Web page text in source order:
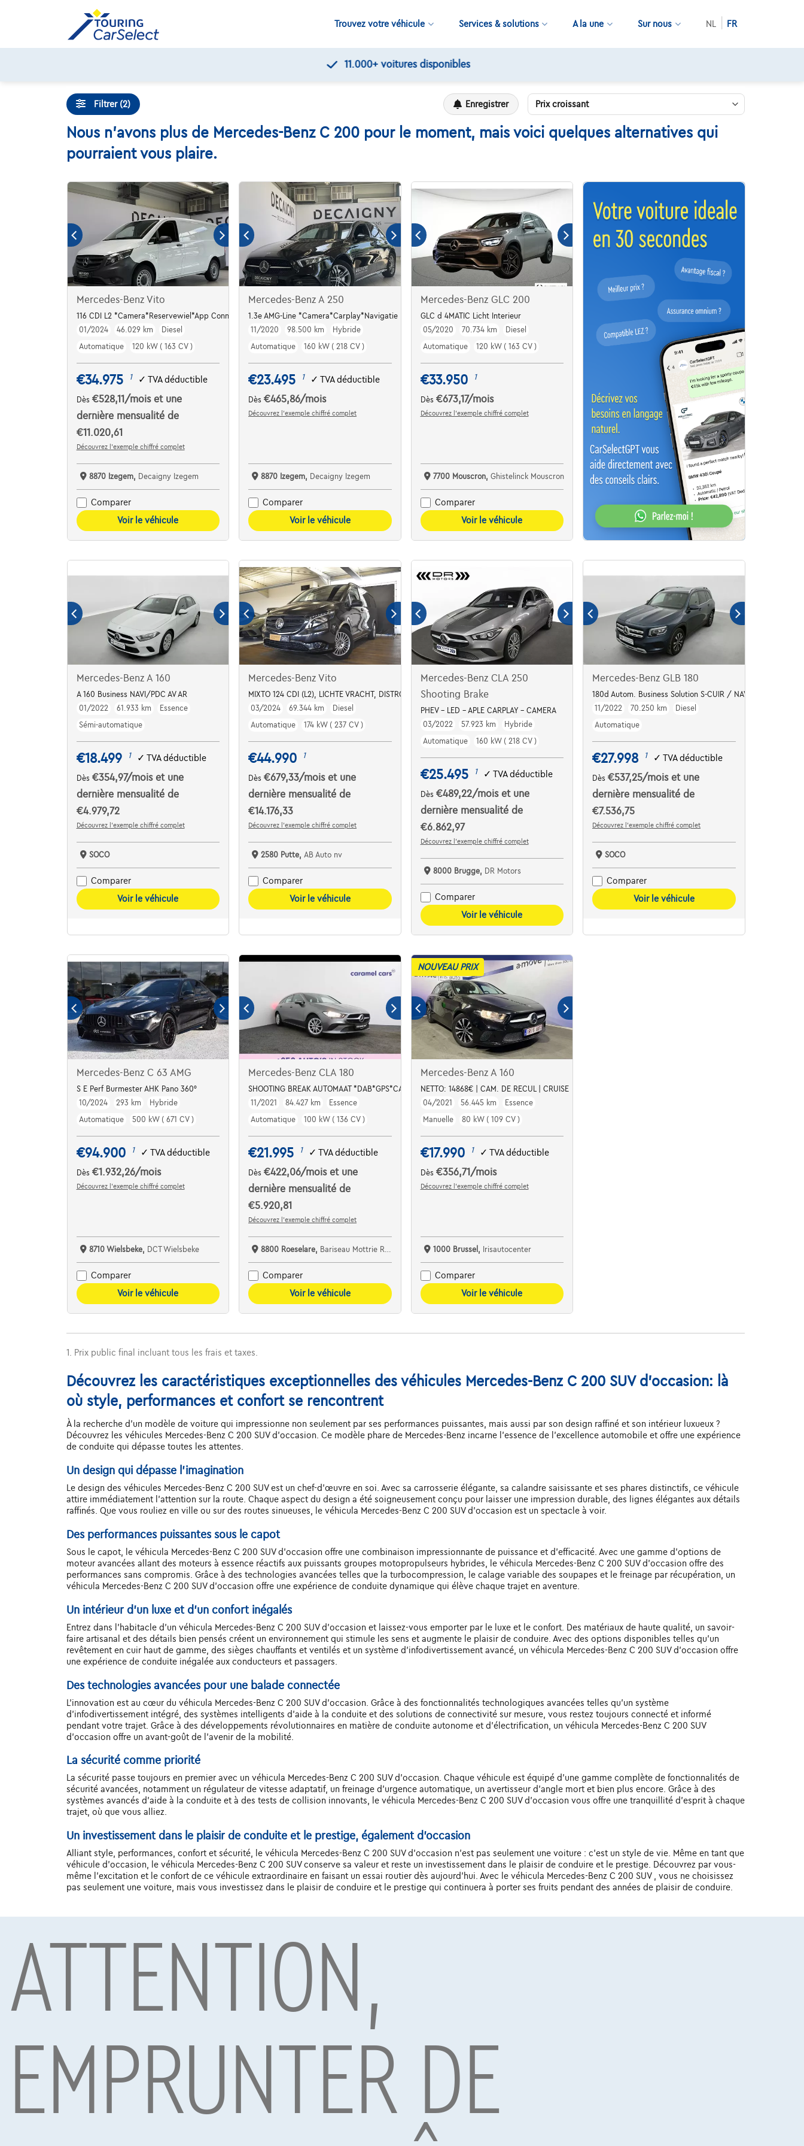
Trouvez votre véhicule Services & solutions A la une Sur nous NL FR
11.000+voitures disponibles
Filtrer (2) Enregistrer
Nous n'avons plus de Mercedes-Benz C 200 pour le moment, mais voici quelques alternatives qui
pourraient vous plaire.
Mercedes-Benz Vito
116 CDI L2 *Camera*Reservewiel*App Connect
01/2024
46.029 km
Diesel
Automatique
120 kW ( 163 CV )
€34.975 1 ✓ TVA déductible
Dès €528,11 /mois et une
dernière mensualité de
€11.020,61
Découvrez l’exemple chiffré complet
8870 Izegem, Decaigny Izegem
Comparer
Voir le véhicule
Mercedes-Benz A 250
1.3e AMG-Line *Camera*Carplay*Navigatie
11/2020
98.500 km
Hybride
Automatique
160 kW ( 218 CV )
€23.495 1 ✓TVA déductible
Dès€465,86/mois
Découvrez l’exemple chiffré complet
8870 Izegem, Decaigny Izegem
Comparer
Voir le véhicule
Mercedes-Benz GLC 200
GLC d 4MATIC Licht Interieur
05/2020
70.734 km
Diesel
Automatique
120 kW ( 163 CV )
€33.950 1
Dès €673,17/mois
Découvrez l’exemple chiffré complet
7700 Mouscron, Ghistelinck Mouscron
Comparer
Voir le véhicule
Mercedes-Benz A 160
A 160 Business NAVI/PDC AV AR
01/2022
61.933 km
Essence
Sémi-automatique
€18.499 1 ✓ TVA déductible
Dès €354,97/mois et une
dernière mensualité de
€4.979,72
Découvrez l’exemple chiffré complet
SOCO
Comparer
Voir le véhicule
Mercedes-Benz Vito
MIXTO 124 CDI (L2), LICHTE VRACHT, DISTRONIC, LED, CAMERA, PDC
03/2024
69.344 km
Diesel
Automatique
174 kW ( 237 CV )
€44.990 1
Dès€679,33/moiset une
dernière mensualité de
€14.176,33
Découvrez l’exemple chiffré complet
2580 Putte, AB Auto nv
Comparer
Voir le véhicule
Mercedes-Benz CLA 250
Shooting Brake
PHEV - LED - APLE CARPLAY - CAMERA
03/2022
57.923 km
Hybride
Automatique
160 kW ( 218 CV )
€25.495 1 ✓ TVA déductible
Dès €489,22/mois et une
dernière mensualité de
€6.862,97
Découvrez l’exemple chiffré complet
8000 Brugge, DR Motors
Comparer
Voir le véhicule
Mercedes-Benz GLB 180
180d Autom. Business Solution S-CUIR / NAVI / FULL LED
11/2022
70.250 km
Diesel
Automatique
€27.998 1 ✓TVA déductible
Dès€537,25/moiset une
dernière mensualité de
€7.536,75
Découvrez l’exemple chiffré complet
SOCO
Comparer
Voir le véhicule
Mercedes-Benz C 63 AMG
S E Perf Burmester AHK Pano 360°
10/2024
293 km
Hybride
Automatique
500 kW ( 671 CV )
€94.900 1 ✓ TVA déductible
Dès €1.932,26/mois
Découvrez l’exemple chiffré complet
8710 Wielsbeke, DCT Wielsbeke
Comparer
Voir le véhicule
Mercedes-Benz CLA 180
SHOOTING BREAK AUTOMAAT *DAB*GPS*CARPLAY*CAMERA+SENSOREN*ZETELVERWARMING*
11/2021
84.427 km
Essence
Automatique
100 kW ( 136 CV )
€21.995 1 ✓TVA déductible
Dès€422,06/moiset une
dernière mensualité de
€5.920,81
Découvrez l’exemple chiffré complet
8800 Roeselare, Bariseau Mottrie Roeselare West
Comparer
Voir le véhicule
NOUVEAU PRIX
Mercedes-Benz A 160
NETTO: 14868€ | CAM. DE RECUL | CRUISE
04/2021
56.445 km
Essence
Manuelle
80 kW ( 109 CV )
€17.990 1 ✓ TVA déductible
Dès €356,71 /mois
Découvrez l’exemple chiffré complet
1000 Brussel, Irisautocenter
Comparer
Voir le véhicule
1. Prix public final incluant tous les frais et taxes.
Découvrez les caractéristiques exceptionnelles des véhicules Mercedes-Benz C 200 SUV d'occasion: là
où style, performances et confort se rencontrent
À la recherche d'un modèle de voiture qui impressionne non seulement par ses performances puissantes, mais aussi par son design raffiné et son intérieur luxueux ?
Découvrez les véhicules Mercedes-Benz C 200 SUV d'occasion. Ce modèle phare de Mercedes-Benz incarne l'essence de l'excellence automobile et offre une expérience
de conduite qui dépasse toutes les attentes.
Un design qui dépasse l'imagination
Le design des véhicules Mercedes-Benz C 200 SUV est un chef-d'œuvre en soi. Avec sa carrosserie élégante, sa calandre saisissante et ses phares distinctifs, ce véhicule
attire immédiatement l'attention sur la route. Chaque aspect du design a été soigneusement conçu pour laisser une impression durable, des lignes élégantes aux détails
raffinés. Que vous rouliez en ville ou sur des routes sinueuses, le véhicula Mercedes-Benz C 200 SUV d'occasion est un spectacle à voir.
Des performances puissantes sous le capot
Sous le capot, le véhicula Mercedes-Benz C 200 SUV d'occasion offre une combinaison impressionnante de puissance et d'efficacité. Avec une gamme d'options de
moteur avancées allant des moteurs à essence réactifs aux puissants groupes motopropulseurs hybrides, le véhicula Mercedes-Benz C 200 SUV d'occasion offre des
performances sans compromis. Grâce à des technologies avancées telles que la turbocompression, le calage variable des soupapes et le freinage par récupération, un
véhicula Mercedes-Benz C 200 SUV d'occasion offre une expérience de conduite dynamique qui élève chaque trajet en aventure.
Un intérieur d’un luxe et d’un confort inégalés
Entrez dans l'habitacle d'un véhicula Mercedes-Benz C 200 SUV d'occasion et laissez-vous emporter par le luxe et le confort. Des matériaux de haute qualité, un savoir-
faire artisanal et des détails bien pensés créent un environnement qui stimule les sens et augmente le plaisir de conduire. Avec des options disponibles telles qu'un
revêtement en cuir haut de gamme, des sièges chauffants et ventilés et un système d'infodivertissement avancé, un véhicula Mercedes-Benz C 200 SUV d'occasion offre
une expérience de conduite inégalée aux conducteurs et passagers.
Des technologies avancées pour une balade connectée
L'innovation est au cœur du véhicula Mercedes-Benz C 200 SUV d'occasion. Grâce à des fonctionnalités technologiques avancées telles qu'un système
d'infodivertissement intégré, des systèmes intelligents d'aide à la conduite et des solutions de connectivité sur mesure, vous restez toujours connecté et informé
pendant votre trajet. Grâce à des développements révolutionnaires en matière de conduite autonome et d'électrification, un véhicula Mercedes-Benz C 200 SUV
d'occasion offre un avant-goût de l'avenir de la mobilité.
La sécurité comme priorité
La sécurité passe toujours en premier avec un véhicula Mercedes-Benz C 200 SUV d'occasion. Chaque véhicule est équipé d'une gamme complète de fonctionnalités de
sécurité avancées, notamment un régulateur de vitesse adaptatif, un freinage d'urgence automatique, un avertisseur d'angle mort et bien plus encore. Grâce à des
systèmes avancés d'aide à la conduite et à des tests de collision innovants, le véhicula Mercedes-Benz C 200 SUV d'occasion vous offre une tranquillité d'esprit à chaque
trajet, où que vous alliez.
Un investissement dans le plaisir de conduite et le prestige, également d'occasion
Alliant style, performances, confort et sécurité, le véhicula Mercedes-Benz C 200 SUV d'occasion n'est pas seulement une voiture : c'est un style de vie. Même en tant que
véhicule d'occasion, le véhicula Mercedes-Benz C 200 SUV conserve sa valeur et reste un investissement dans le plaisir de conduire et le prestige. Découvrez par vous-
même l'excitation et le confort de ce véhicule extraordinaire en faisant un essai routier dès aujourd'hui. Avec le véhicula Mercedes-Benz C 200 SUV , vous ne choisissez
pas seulement une voiture, mais vous investissez dans le plaisir de conduire et le prestige qui continuera à porter ses fruits pendant des années de plaisir de conduire.
Sous réserve d’acceptation de votre demande de crédit par Alpha Credit s.a., prêteur, Montagne du Parc 8/3, 1000 Bruxelles, TVA BE 0445.781.316, RPM Bruxelles. Adverteerder: TCS
Mobility S.A., agent in bijkomstige hoedanigheid, Boulevard Albert II 4, B12, 1000 Brussel, BTW BE 1003.765.106, BE93 0019 6639 0767, RPM Brussel.
Voitures les plus populaires
NOUVEAU PRIX
ATTENTION,
EMPRUNTER DE